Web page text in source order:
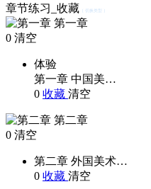
章节练习_收藏
[ 切换类型 ]
第一章
0 清空
体验
第一章 中国美…
0 收藏 清空
第二章
0 清空
第二章 外国美术…
0 收藏 清空